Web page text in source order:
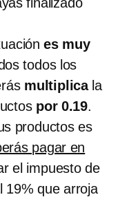
es muy
todos los
multiplicala
por 0.19.
productos es
pagar en
el impuesto de
19% que arroja